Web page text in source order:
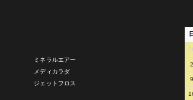
ミネラルエアー
メディカラダ
ジェットフロス
日
2
9